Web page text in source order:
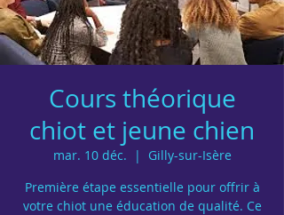
Cours théorique
chiot et jeune chien
mar. 10 déc.
  |
Gilly-sur-Isère
Première étape essentielle pour offrir à
votre chiot une éducation de qualité. Ce